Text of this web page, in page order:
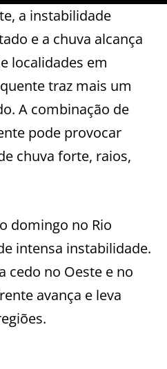
a instabilidade
e a chuva alcança
localidades em
traz mais um
A combinação de
pode provocar
chuva forte, raios,
domingo no Rio
intensa instabilidade.
cedo no Oeste e no
avança e leva